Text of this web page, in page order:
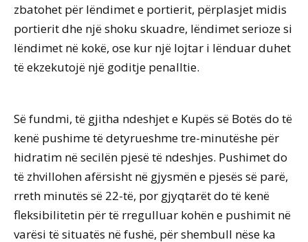
zbatohet për lëndimet e portierit, përplasjet midis
portierit dhe një shoku skuadre, lëndimet serioze si
lëndimet në kokë, ose kur një lojtar i lënduar duhet
të ekzekutojë një goditje penalltie.
Së fundmi, të gjitha ndeshjet e Kupës së Botës do të
kenë pushime të detyrueshme tre-minutëshe për
hidratim në secilën pjesë të ndeshjes. Pushimet do
të zhvillohen afërsisht në gjysmën e pjesës së parë,
rreth minutës së 22-të, por gjyqtarët do të kenë
fleksibilitetin për të rregulluar kohën e pushimit në
varësi të situatës në fushë, për shembull nëse ka